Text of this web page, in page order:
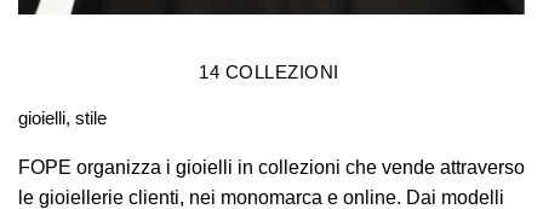
14 COLLEZIONI
gioielli, stile
FOPE organizza i gioielli in collezioni che vende attraverso
le gioiellerie clienti, nei monomarca e online. Dai modelli